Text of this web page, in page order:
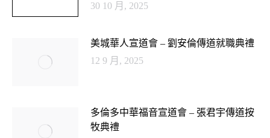
30 10 月, 2025
美城華人宣道會 – 劉安倫傳道就職典禮
12 9 月, 2025
多倫多中華福音宣道會 – 張君宇傳道按
牧典禮